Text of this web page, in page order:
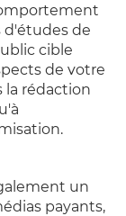
d'études de
cible
de votre
la rédaction
un
payants,